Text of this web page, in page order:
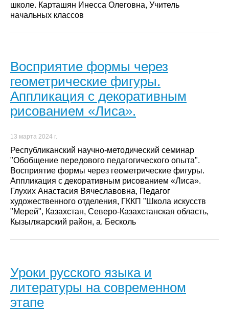
школе. Карташян Инесса Олеговна, Учитель
начальных классов
Восприятие формы через
геометрические фигуры.
Аппликация с декоративным
рисованием «Лиса».
13 марта 2024 г.
Республиканский научно-методический семинар
"Обобщение передового педагогического опыта".
Восприятие формы через геометрические фигуры.
Аппликация с декоративным рисованием «Лиса».
Глухих Анастасия Вячеславовна, Педагог
художественного отделения, ГККП "Школа искусств
"Мерей", Казахстан, Северо-Казахстанская область,
Кызылжарский район, а. Бесколь
Уроки русского языка и
литературы на современном
этапе